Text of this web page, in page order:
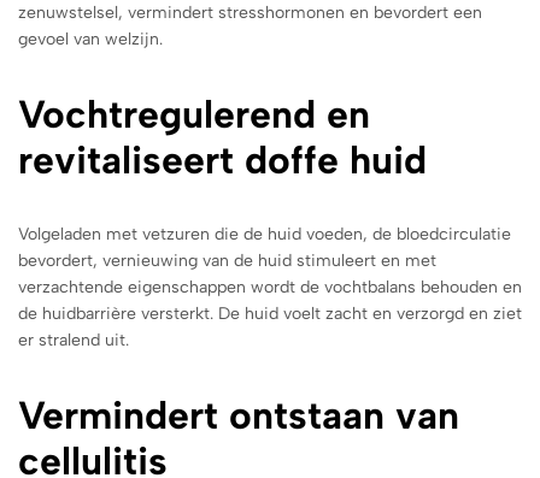
zenuwstelsel, vermindert stresshormonen en bevordert een
gevoel van welzijn.
Vochtregulerend en
revitaliseert doffe huid
Volgeladen met vetzuren die de huid voeden, de bloedcirculatie
bevordert, vernieuwing van de huid stimuleert en met
verzachtende eigenschappen wordt de vochtbalans behouden en
de huidbarrière versterkt. De huid voelt zacht en verzorgd en ziet
er stralend uit.
Vermindert ontstaan van
cellulitis